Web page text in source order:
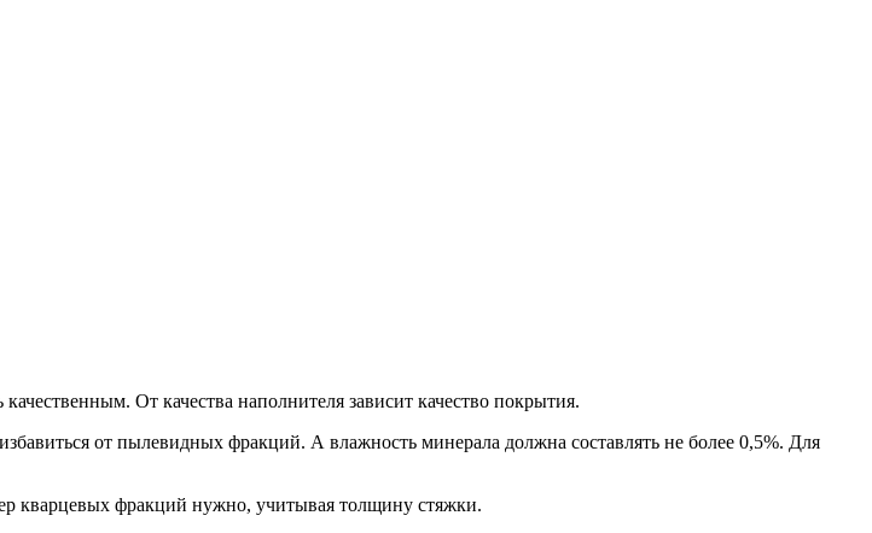
От качества наполнителя зависит качество покрытия.
от пылевидных фракций. А влажность минерала должна составлять не более 0,5%. Для
кварцевых фракций нужно, учитывая толщину стяжки.